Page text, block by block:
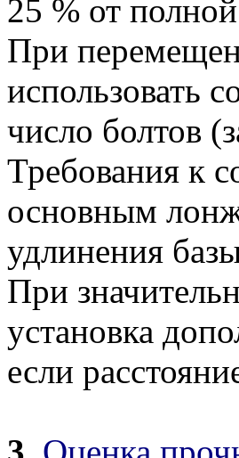
25 % от
При
использовать
число болтов
Требования к
основным
удлинения
При
установка
если